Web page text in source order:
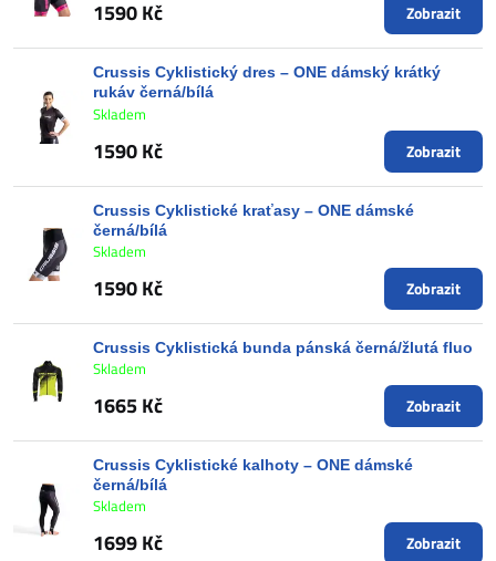
1590 Kč Zobrazit
Crussis Cyklistický dres – ONE dámský krátký
rukáv černá/bílá
Skladem
1590 Kč Zobrazit
Crussis Cyklistické kraťasy – ONE dámské
černá/bílá
Skladem
1590 Kč Zobrazit
Crussis Cyklistická bunda pánská černá/žlutá fluo
Skladem
1665 Kč Zobrazit
Crussis Cyklistické kalhoty – ONE dámské
černá/bílá
Skladem
1699 Kč Zobrazit